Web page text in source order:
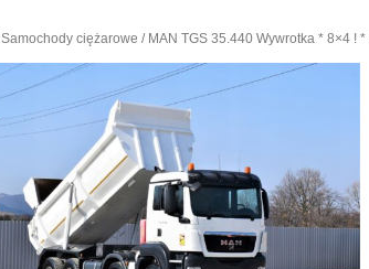
Samochody ciężarowe / MAN TGS 35.440 Wywrotka * 8×4 ! *